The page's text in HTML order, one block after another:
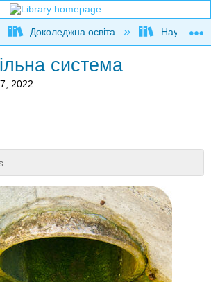
global hierarchy
Доколеджна освіта Наука і
система
2022